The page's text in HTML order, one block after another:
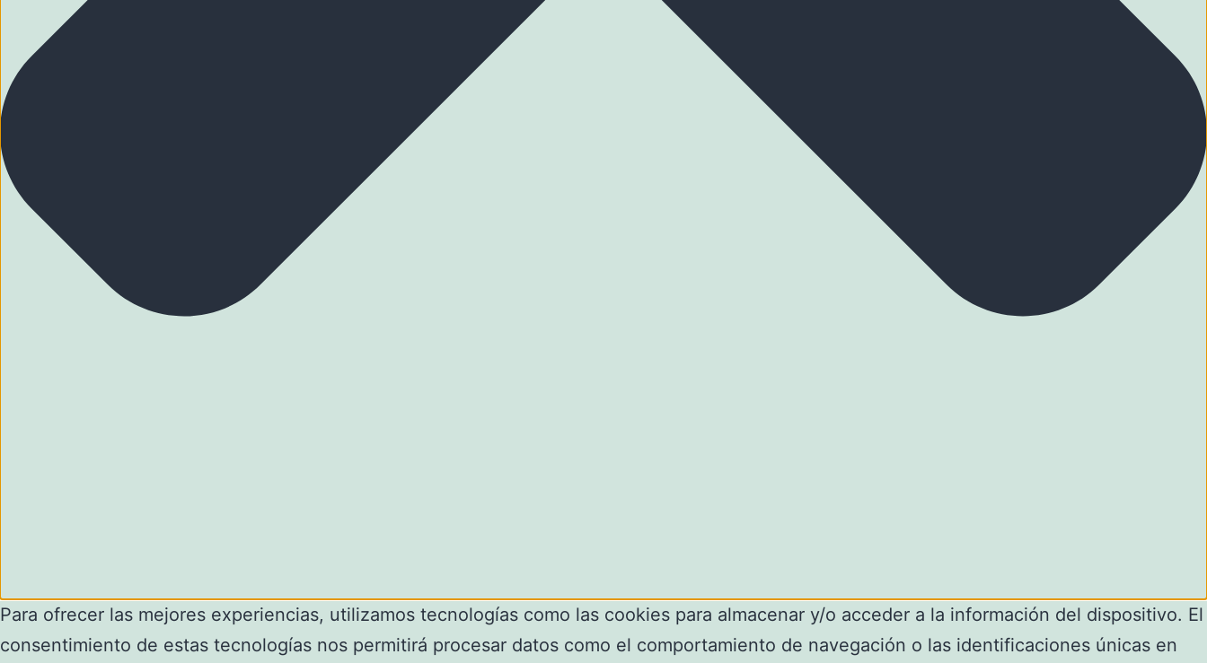
Para ofrecer las mejores experiencias, utilizamos tecnologías como las cookies para almacenar y/o acceder a la información del dispositivo. El
consentimiento de estas tecnologías nos permitirá procesar datos como el comportamiento de navegación o las identificaciones únicas en